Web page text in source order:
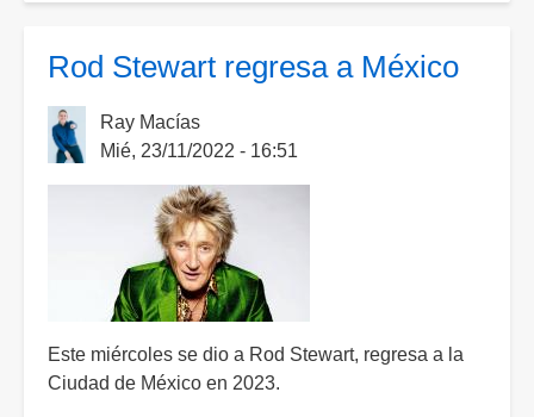
que
uno
de
conciertos
debido
a
enfermedad
Rod Stewart regresa a México
Ray Macías
Mié, 23/11/2022 - 16:51
Este miércoles se dio a Rod Stewart, regresa a la
Ciudad de México en 2023.